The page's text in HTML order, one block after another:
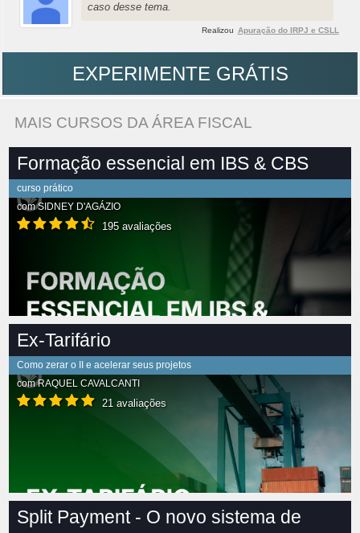
caso desse tema.
Realizou Apuração do IRPJ e CSLL
EXPERIMENTE GRÁTIS
MAIS CURSOS DA ÁREA FISCAL
Formação essencial em IBS & CBS
curso prático
comSIDNEY D'AGÁZIO
195 avaliações
Ex-Tarifário
Como zerar o II e acelerar seus projetos
comRAQUEL CAVALCANTI
21 avaliações
Split Payment - O novo sistema de